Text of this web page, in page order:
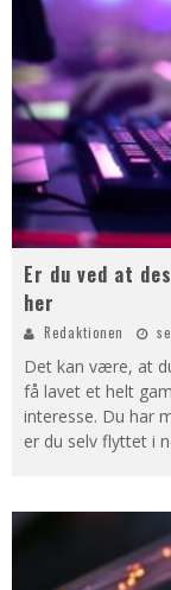
Er du ved at
her
Redaktionen
Det kan være, at
få lavet et helt
interesse. Du har
er du selv flyttet i